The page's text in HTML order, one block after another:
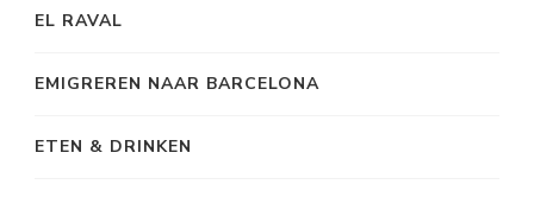
EL RAVAL
EMIGREREN NAAR BARCELONA
ETEN & DRINKEN